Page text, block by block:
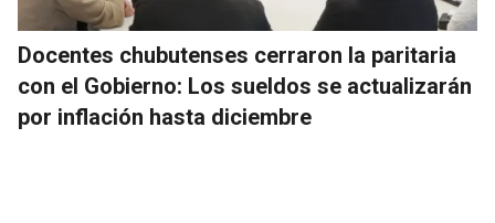
Docentes chubutenses cerraron la paritaria
con el Gobierno: Los sueldos se actualizarán
por inflación hasta diciembre